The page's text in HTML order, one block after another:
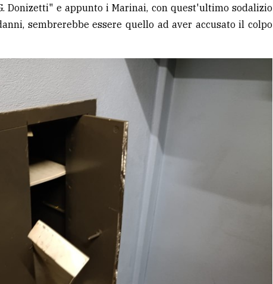
Donizetti" e appunto i Marinai, con quest'ultimo sodalizio
sembrerebbe essere quello ad aver accusato il colpo